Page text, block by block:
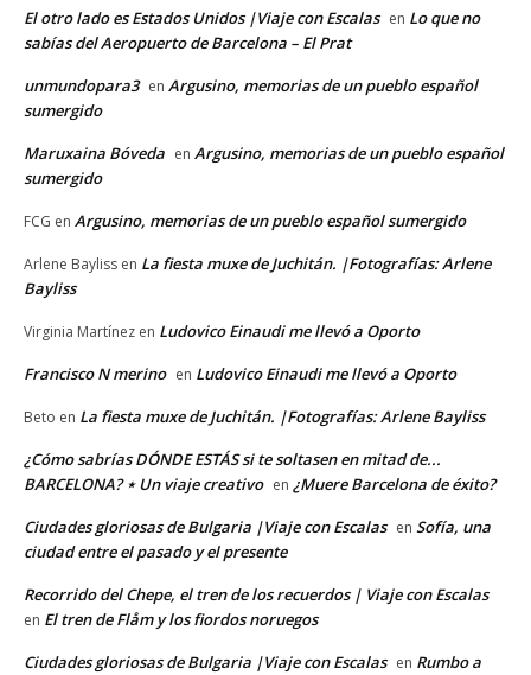
El otro lado es Estados Unidos |Viaje con Escalas en Lo que no
sabías del Aeropuerto de Barcelona – El Prat
unmundopara3 en Argusino, memorias de un pueblo español
sumergido
Maruxaina Bóveda en Argusino, memorias de un pueblo español
sumergido
FCG en Argusino, memorias de un pueblo español sumergido
Arlene Bayliss en La fiesta muxe de Juchitán. |Fotografías: Arlene
Bayliss
Virginia Martínez en Ludovico Einaudi me llevó a Oporto
Francisco N merino en Ludovico Einaudi me llevó a Oporto
Beto en La fiesta muxe de Juchitán. |Fotografías: Arlene Bayliss
¿Cómo sabrías DÓNDE ESTÁS si te soltasen en mitad de...
BARCELONA? ⋆ Un viaje creativo en ¿Muere Barcelona de éxito?
Ciudades gloriosas de Bulgaria |Viaje con Escalas en Sofía, una
ciudad entre el pasado y el presente
Recorrido del Chepe, el tren de los recuerdos | Viaje con Escalas
en El tren de Flåm y los fiordos noruegos
Ciudades gloriosas de Bulgaria |Viaje con Escalas en Rumbo a